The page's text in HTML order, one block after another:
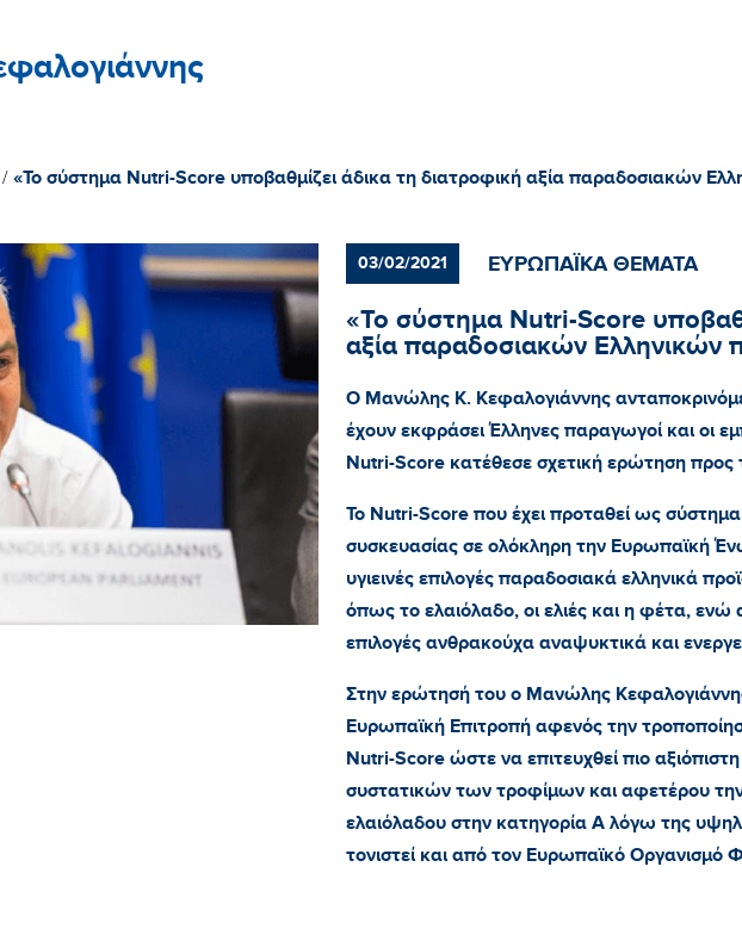
/ «Το σύστημα Nutri-Score υποβαθμίζει άδικα τη διατροφική αξία παραδοσιακών
03/02/2021 ΕΥΡΩΠΑΪΚΑ ΘΕΜΑΤΑ
«Το σύστημα Nutri-Score
αξία παραδοσιακών Ελληνικών
Ο Μανώλης Κ. Κεφαλογιάννης
έχουν εκφράσει Έλληνες παραγωγοί και οι
Nutri-Scoreκατέθεσε σχετική ερώτηση προς
Το Nutri-Score που έχει προταθεί ως
συσκευασίας σε ολόκληρη την Ευρωπαϊκή
υγιεινές επιλογές παραδοσιακά ελληνικά
όπως το ελαιόλαδο, οι ελιές και η φέτα, ενώ
επιλογές ανθρακούχα αναψυκτικά και
Στην ερώτησή του ο Μανώλης
Ευρωπαϊκή Επιτροπή αφενός την
Nutri-Scoreώστε να επιτευχθεί πιο
συστατικών των τροφίμων και αφετέρου
ελαιόλαδου στην κατηγορία Α λόγω της
τονιστεί και από τον Ευρωπαϊκό